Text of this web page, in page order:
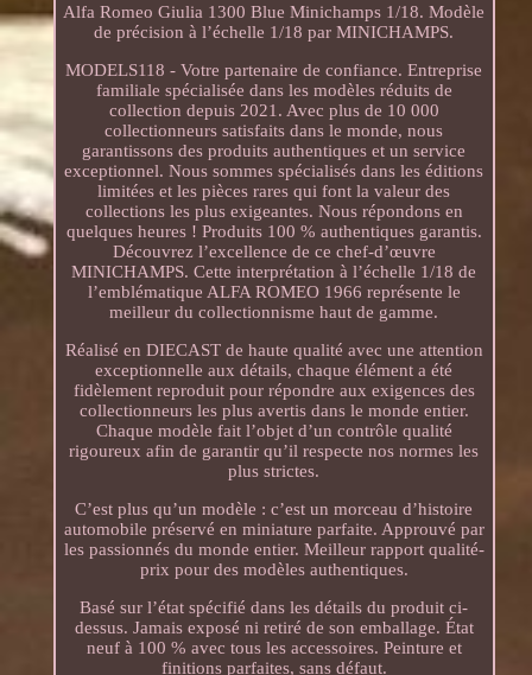
Alfa Romeo Giulia 1300 Blue Minichamps 1/18. Modèle
de précision à l’échelle 1/18 par MINICHAMPS.
MODELS118 - Votre partenaire de confiance. Entreprise
familiale spécialisée dans les modèles réduits de
collection depuis 2021. Avec plus de 10 000
collectionneurs satisfaits dans le monde, nous
garantissons des produits authentiques et un service
exceptionnel. Nous sommes spécialisés dans les éditions
limitées et les pièces rares qui font la valeur des
collections les plus exigeantes. Nous répondons en
quelques heures ! Produits 100 % authentiques garantis.
Découvrez l’excellence de ce chef-d’œuvre
MINICHAMPS. Cette interprétation à l’échelle 1/18 de
l’emblématique ALFA ROMEO 1966 représente le
meilleur du collectionnisme haut de gamme.
Réalisé en DIECAST de haute qualité avec une attention
exceptionnelle aux détails, chaque élément a été
fidèlement reproduit pour répondre aux exigences des
collectionneurs les plus avertis dans le monde entier.
Chaque modèle fait l’objet d’un contrôle qualité
rigoureux afin de garantir qu’il respecte nos normes les
plus strictes.
C’est plus qu’un modèle : c’est un morceau d’histoire
automobile préservé en miniature parfaite. Approuvé par
les passionnés du monde entier. Meilleur rapport qualité-
prix pour des modèles authentiques.
Basé sur l’état spécifié dans les détails du produit ci-
dessus. Jamais exposé ni retiré de son emballage. État
neuf à 100 % avec tous les accessoires. Peinture et
finitions parfaites, sans défaut.